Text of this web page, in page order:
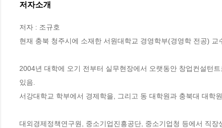
저자소개
저자 : 조규호
현재 충북 청주시에 소재한 서원대학교 경영학부(경영학 전공)
2004년 대학에 오기 전부터 실무현장에서 오랫동안 창업컨설턴
있음.
서강대학교 학부에서 경제학을, 그리고 동 대학원과 충북대 대학
대외경제정책연구원, 중소기업진흥공단, 중소기업청 등에서 직